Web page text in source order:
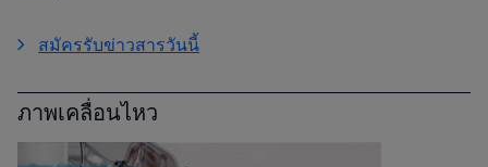
สมัครรับข่าวสารวันนี้
ภาพเคลื่อนไหว